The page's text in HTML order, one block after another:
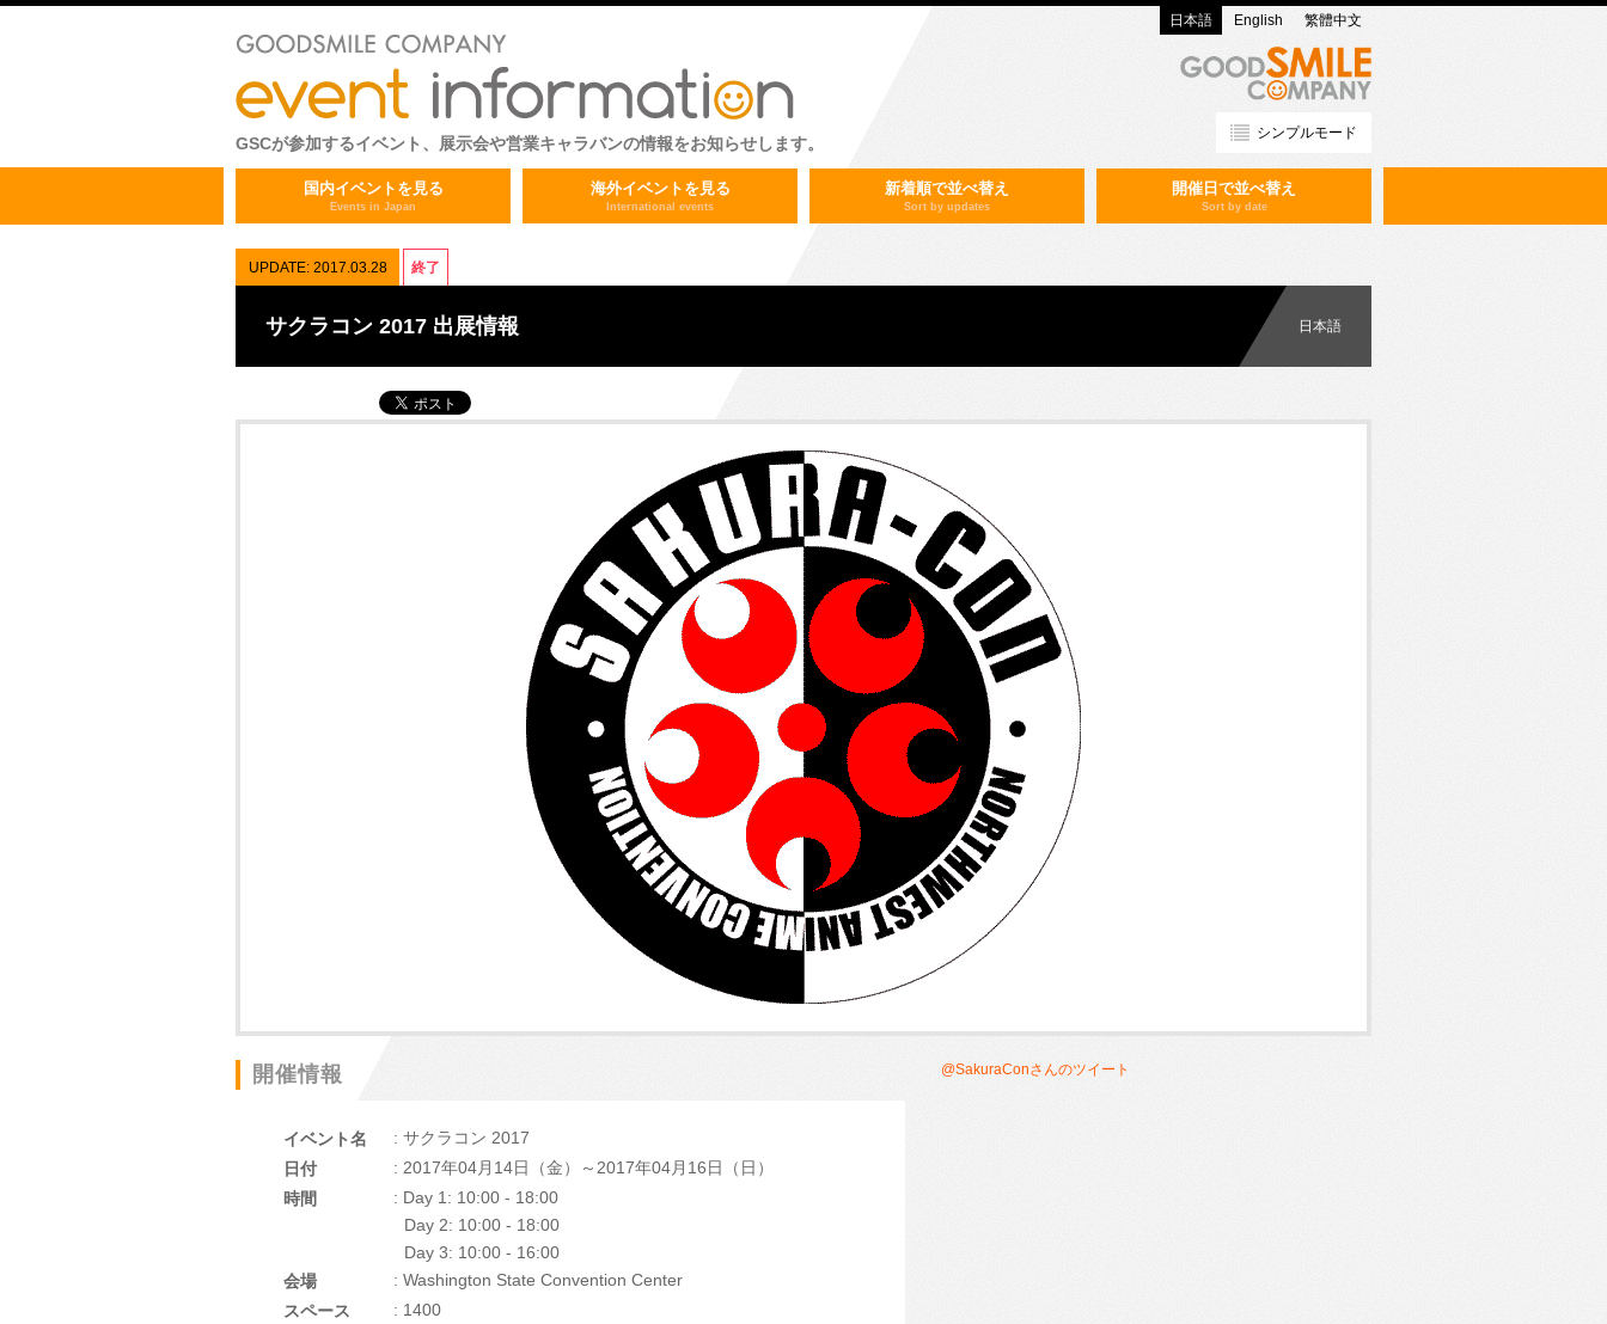
日本語 English 繁體中文
GSCが参加するイベント、展示会や営業キャラバンの情報をお知らせします。
シンプルモード
国内イベントを見る
Events in Japan
海外イベントを見る
International events
新着順で並べ替え
Sort by updates
開催日で並べ替え
Sort by date
UPDATE: 2017.03.28 終了
サクラコン 2017 出展情報 日本語
開催情報
イベント名
: サクラコン 2017
日付
: 2017年04月14日（金）～2017年04月16日（日）
時間
: Day 1: 10:00 - 18:00
Day 2: 10:00 - 18:00
Day 3: 10:00 - 16:00
会場
: Washington State Convention Center
スペース
: 1400
@SakuraConさんのツイート